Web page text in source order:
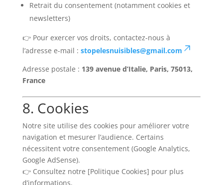
Retrait du consentement (notamment cookies et
newsletters)
👉 Pour exercer vos droits, contactez-nous à
l’adresse e-mail : stopelesnuisibles@gmail.com
Adresse postale : 139 avenue d’Italie, Paris, 75013,
France
8. Cookies
Notre site utilise des cookies pour améliorer votre
navigation et mesurer l’audience. Certains
nécessitent votre consentement (Google Analytics,
Google AdSense).
👉 Consultez notre [Politique Cookies] pour plus
d’informations.